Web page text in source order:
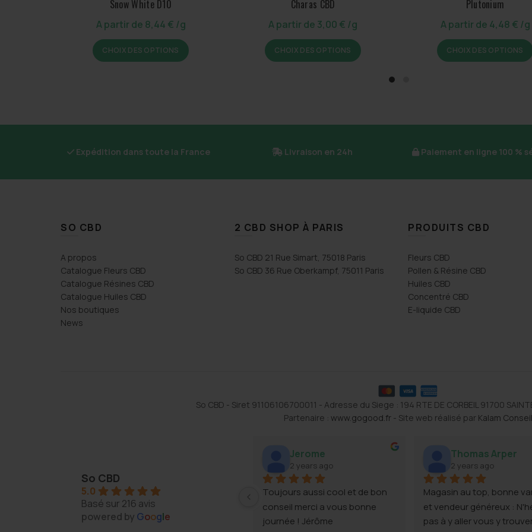
Snow White D10
A partir de 8,44 € /g
CHOIX DES OPTIONS
Ce
produit
options
être
Charas CBD
A partir de 3,00 € /g
CHOIX DES OPTIONS
Ce
produit
plusieurs
options
Plutonium
A partir de 4,48 € /g
CHOIX DES OPTIONS
Expédition dans toute la France Livraison en 24h Paiement en ligne 100 %
SO CBD
A propos
Catalogue Fleurs CBD
Catalogue Résines CBD
Catalogue Huiles CBD
Nos boutiques
News
2 CBD SHOP À PARIS
So CBD 21 Rue Simart, 75018 Paris
So CBD 36 Rue Oberkampf, 75011 Paris
PRODUITS CBD
Fleurs CBD
Pollen & Résine CBD
Huiles CBD
Concentré CBD
E-liquide CBD
So CBD - Siret 91106106700011 - Adresse du Siege : 194 RTE DE CORBEIL 91700
Partenaire : www.gogood.fr- Site web réalisé par Kalam Conseil
So CBD
5.0
Basé sur 216 avis
powered by Google
Jerome
2 years ago
Toujours aussi cool et de bon
conseil merci a vous bonne
journée ! Jérôme
Thomas Arper
2 years ago
Magasin au top, bonne
et vendeur généreux :
pas à y aller vous y